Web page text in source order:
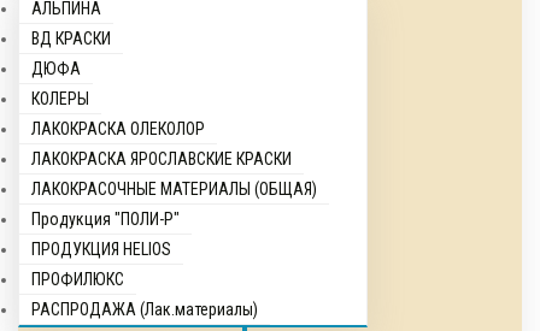
АЛЬПИНА
ВД КРАСКИ
ДЮФА
КОЛЕРЫ
ЛАКОКРАСКА ОЛЕКОЛОР
ЛАКОКРАСКА ЯРОСЛАВСКИЕ КРАСКИ
ЛАКОКРАСОЧНЫЕ МАТЕРИАЛЫ (ОБЩАЯ)
Продукция "ПОЛИ-Р"
ПРОДУКЦИЯ HELIOS
ПРОФИЛЮКС
РАСПРОДАЖА (Лак.материалы)